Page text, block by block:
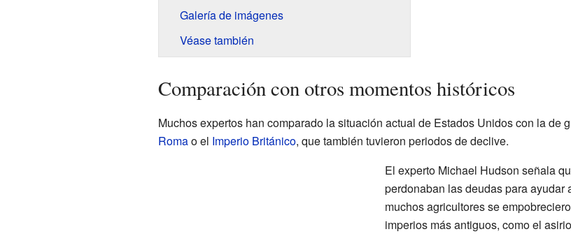
Galería de imágenes
Véase también
Comparación con otros momentos históricos
Muchos expertos han comparado la situación actual de Estados Unidos con la de
Romao el Imperio Británico, que también tuvieron periodos de declive.
El experto Michael Hudson señala
perdonaban las deudas para ayudar
muchos agricultores se
imperios más antiguos, como el